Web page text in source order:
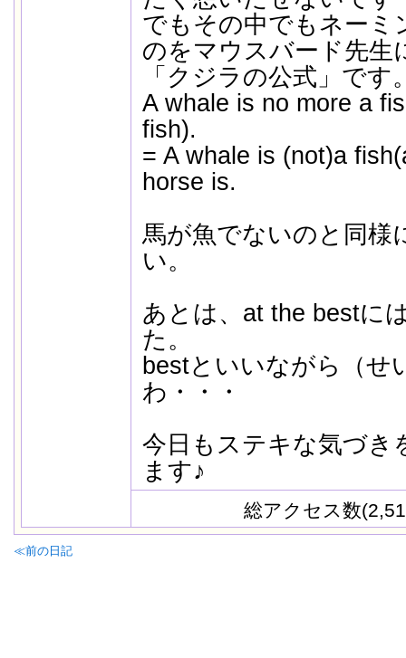
でもその中でもネーミ
のをマウスバード先生
「クジラの公式」です
A whale is no more a
fish).
= A whale is (not)a
horse is.
馬が魚でないのと同様
い。
あとは、at the bestに
た。
bestといいながら（せ
わ・・・
今日もステキな気づき
ます♪
総アクセス数
≪前の日記